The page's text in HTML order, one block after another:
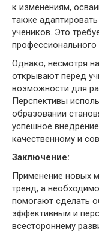
к изменениям,
также
учеников. Это
профессионального
Однако, несмотря
открывают перед
возможности для
Перспективы
образовании
успешное
качественному и
Заключение:
Применение новых
тренд, а
помогают сделать
эффективным и
всестороннему